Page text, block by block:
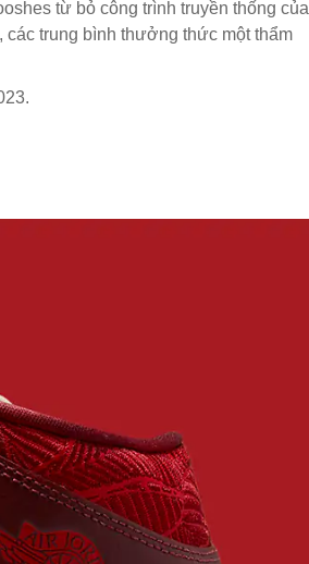
từ bỏ công trình truyền thống của
trung bình thưởng thức một thẩm